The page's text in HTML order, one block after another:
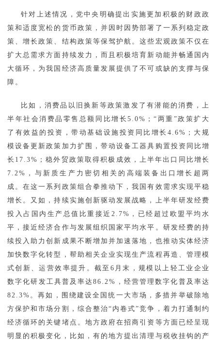
针对上述情况，党中央明确提出实施更加积极的财政政
策和适度宽松的货币政策，并因时因势部署了一系列稳定政
策、增长政策、结构政策等保驾护航。这些宏观政策不仅在
扩大总需求方面持续发力，而且积极培育新动能并畅通国内
大循环，为我国经济高质量发展提供了不可或缺的支撑与保
障。
比如，消费品以旧换新等政策激发了有潜能的消费，上
半年社会消费品零售总额同比增长5.0%；“两重”政策扩大
了有效益的投资，带动基础设施投资同比增长4.6%；大规
模设备更新政策加力扩围，带动设备工器具购置投资同比增
长17.3%；稳外贸政策取得积极成效，上半年出口同比增长
7.2%，与新质生产力密切相关的高端装备出口增长超两
成。在这一系列政策组合拳推动下，我国有效需求实现平稳
增长。又如，持续实施创新驱动发展战略，上半年研发经费
投入占国内生产总值比重接近2.7%，已经超过欧盟平均水
平，接近经济合作与发展组织国家平均水平。研发经费的持
续投入助力创新成果不断增加并加速落地，也推动实体经济
加快数字化转型，帮助相关企业实现生产流程再造、管理模
式创新、运营效率提升。截至6月末，规模以上轻工业企业
数字化研发工具普及率达86.2%，经营管理数字化普及率达
82.3%。再如，围绕建设全国统一大市场，多措并举破除地
方保护和市场分割，综合整治“内卷式”竞争，着力打通制约
经济循环的关键堵点。地方政府在招商引资等方面已经呈现
明显的积极变化，比如，有的地方提出清理与税收挂钩的产